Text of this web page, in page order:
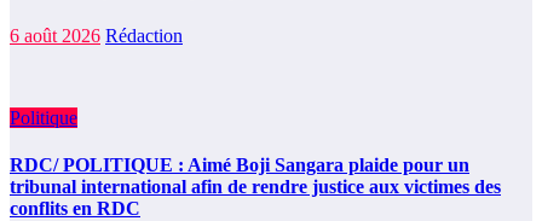
6 août 2026 Rédaction
Politique
RDC/ POLITIQUE : Aimé Boji Sangara plaide pour un
tribunal international afin de rendre justice aux victimes des
conflits en RDC